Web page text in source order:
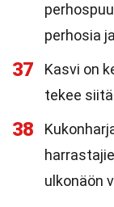
perhosia
37
Kasvi on
tekee
38
ulkonäön